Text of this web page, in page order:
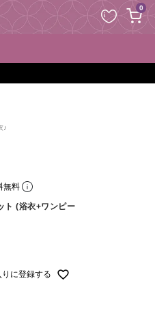
0
♪
無料
ト (浴衣+ワンピー
りに登録する
ペー
ジト
ップ